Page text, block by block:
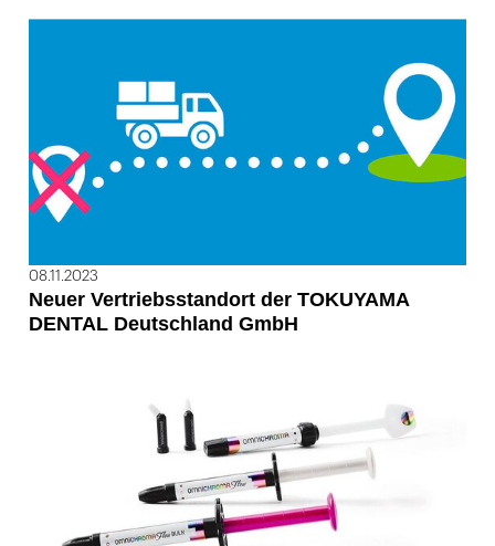
08.11.2023
Neuer Vertriebsstandort der TOKUYAMA
DENTAL Deutschland GmbH